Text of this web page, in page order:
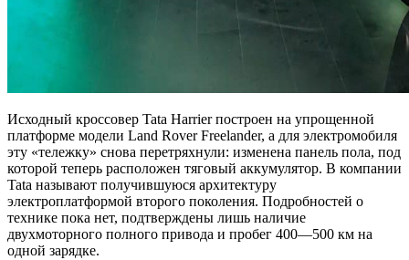
Исходный кроссовер Tata Harrier построен на упрощенной
платформе модели Land Rover Freelander, а для электромобиля
эту «тележку» снова перетряхнули: изменена панель пола, под
которой теперь расположен тяговый аккумулятор. В компании
Tata называют получившуюся архитектуру
электроплатформой второго поколения. Подробностей о
технике пока нет, подтверждены лишь наличие
двухмоторного полного привода и пробег 400—500 км на
одной зарядке.